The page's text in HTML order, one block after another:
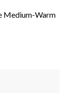
Medium-Warm